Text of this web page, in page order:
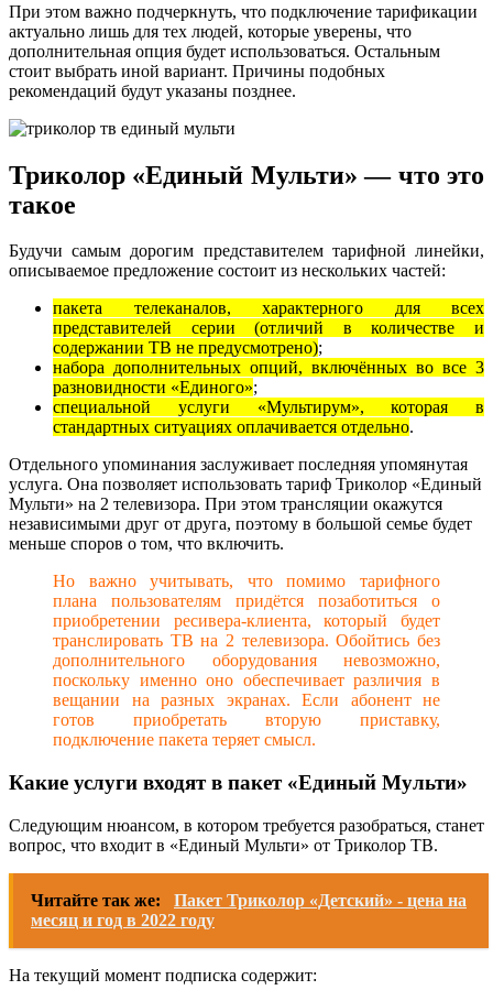
При этом важно подчеркнуть, что подключение тарификации
актуально лишь для тех людей, которые уверены, что
дополнительная опция будет использоваться. Остальным
стоит выбрать иной вариант. Причины подобных
рекомендаций будут указаны позднее.
Триколор «Единый Мульти» — что это
такое
Будучи самым дорогим представителем тарифной линейки,
описываемое предложение состоит из нескольких частей:
пакета телеканалов, характерного для всех
представителей серии (отличий в количестве и
содержании ТВ не предусмотрено);
набора дополнительных опций, включённых во все 3
разновидности «Единого»;
специальной услуги «Мультирум», которая в
стандартных ситуациях оплачивается отдельно.
Отдельного упоминания заслуживает последняя упомянутая
услуга. Она позволяет использовать тариф Триколор «Единый
Мульти» на 2 телевизора. При этом трансляции окажутся
независимыми друг от друга, поэтому в большой семье будет
меньше споров о том, что включить.
Но важно учитывать, что помимо тарифного
плана пользователям придётся позаботиться о
приобретении ресивера-клиента, который будет
транслировать ТВ на 2 телевизора. Обойтись без
дополнительного оборудования невозможно,
поскольку именно оно обеспечивает различия в
вещании на разных экранах. Если абонент не
готов приобретать вторую приставку,
подключение пакета теряет смысл.
Какие услуги входят в пакет «Единый Мульти»
Следующим нюансом, в котором требуется разобраться, станет
вопрос, что входит в «Единый Мульти» от Триколор ТВ.
Читайте так же:
Пакет Триколор «Детский» - цена на
месяц и год в 2022 году
На текущий момент подписка содержит: